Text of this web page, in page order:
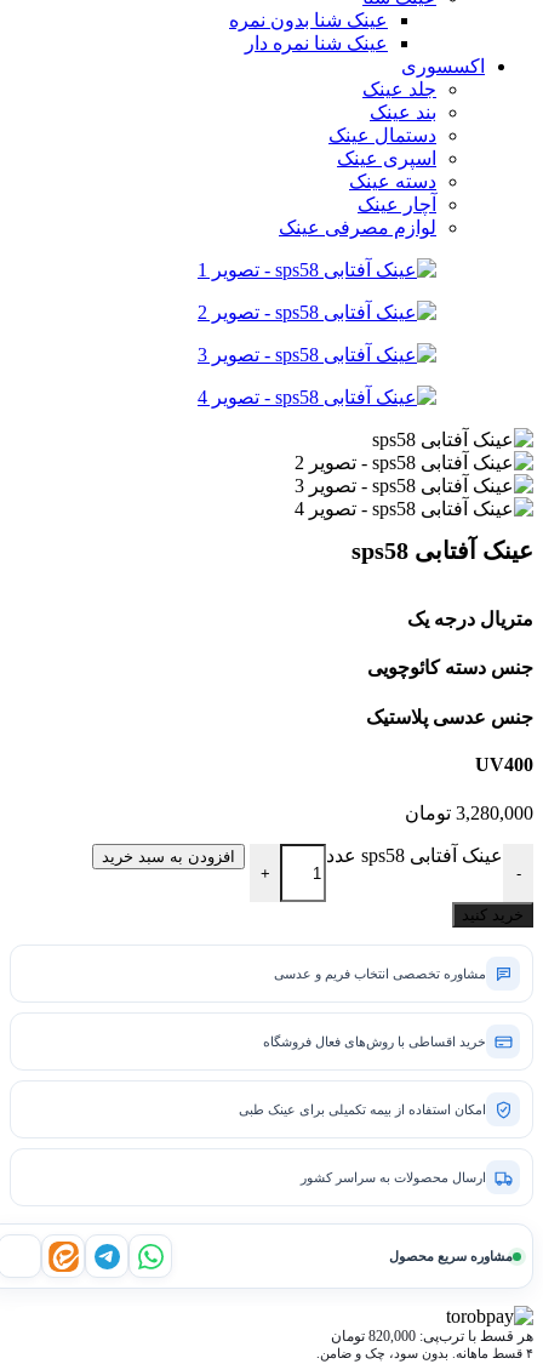
عینک شنا بدون نمره
عینک شنا نمره دار
اکسسوری
جلد عینک
بند عینک
دستمال عینک
اسپری عینک
دسته عینک
آچار عینک
لوازم مصرفی عینک
عینک آفتابی sps58
متریال درجه یک
جنس دسته کائوچویی
جنس عدسی پلاستیک
UV400
3,280,000 تومان
-
عینک آفتابی sps58 عدد
+
افزودن به سبد خرید
خرید کنید
مشاوره تخصصی انتخاب فریم و عدسی
خرید اقساطی با روش‌های فعال فروشگاه
امکان استفاده از بیمه تکمیلی برای عینک طبی
ارسال محصولات به سراسر کشور
مشاوره سریع محصول واتساپتلگرامایتا
هر قسط با ترب‌پی: 820,000 تومان
۴ قسط ماهانه. بدون سود، چک و ضامن.